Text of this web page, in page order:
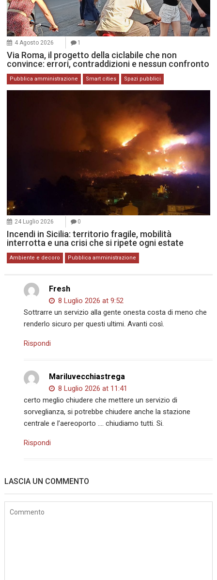
4 Agosto 2026 1
Via Roma, il progetto della ciclabile che non
convince: errori, contraddizioni e nessun confronto
Pubblica amministrazione Smart cities Spazi pubblici
24 Luglio 2026 0
Incendi in Sicilia: territorio fragile, mobilità
interrotta e una crisi che si ripete ogni estate
Ambiente e decoro Pubblica amministrazione
Fresh
8 Luglio 2026 at 9:52
Sottrarre un servizio alla gente onesta costa di meno che
renderlo sicuro per questi ultimi. Avanti così.
Rispondi
Mariluvecchiastrega
8 Luglio 2026 at 11:41
certo meglio chiudere che mettere un servizio di
sorveglianza, si potrebbe chiudere anche la stazione
centrale e l’aereoporto …. chiudiamo tutti. Si.
Rispondi
LASCIA UN COMMENTO